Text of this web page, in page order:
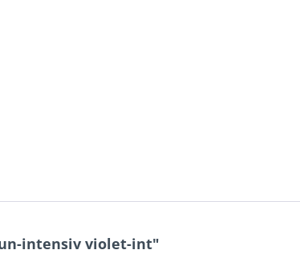
intensiv violet-int"